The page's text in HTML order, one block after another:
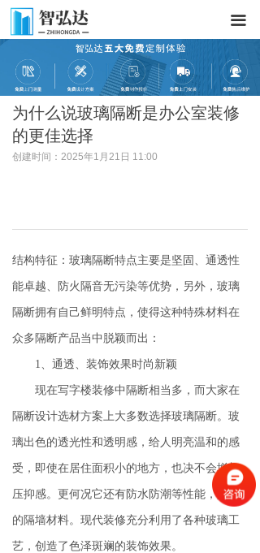
끀
为什么说玻璃隔断是办公室装修
的更佳选择
创建时间： 2025年1月21日 11:00
结构特征：玻璃隔断特点主要是坚固、通透性
能卓越、防火隔音无污染等优势，另外，玻璃
隔断拥有自己鲜明特点，使得这种特殊材料在
众多隔断产品当中脱颖而出：
1、通透、装饰效果时尚新颖
现在写字楼装修中隔断相当多，而大家在
隔断设计选材方案上大多数选择玻璃隔断。玻
璃出色的透光性和透明感，给人明亮温和的感
受，即使在居住面积小的地方，也决不会增加
压抑感。更何况它还有防水防潮等性能，是***
的隔墙材料。现代装修充分利用了各种玻璃工
艺，创造了色泽斑斓的装饰效果。